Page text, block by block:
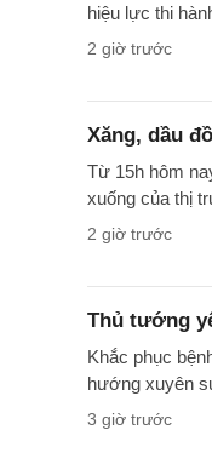
hiệu lực thi
2 giờ trước
Xăng, dầu
Từ 15h hôm
xuống của thị
2 giờ trước
Thủ tướng
Khắc phục
hướng xuyên
3 giờ trước